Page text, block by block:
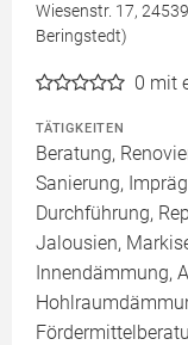
Wiesenstr. 17,
Beringstedt)
0 mit
TÄTIGKEITEN
Beratung,
Sanierung,
Durchführung,
Jalousien,
Innendämmung,